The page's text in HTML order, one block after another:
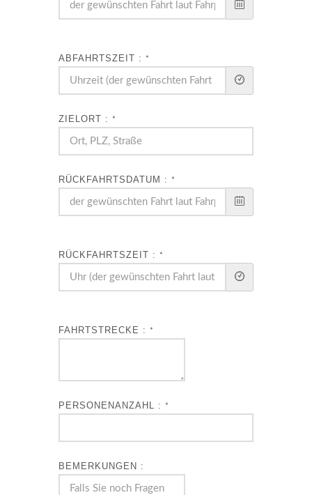
ABFAHRTSZEIT : *
ZIELORT : *
RÜCKFAHRTSDATUM : *
RÜCKFAHRTSZEIT : *
FAHRTSTRECKE : *
PERSONENANZAHL : *
BEMERKUNGEN :